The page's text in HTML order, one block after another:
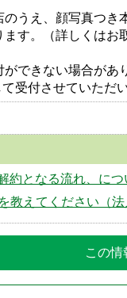
うえ、顔写真つ
す。（詳しくはお
できない場合があ
受付させていただ
となる流れ、につ
えてください（法
この情